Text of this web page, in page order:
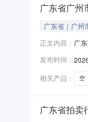
广东省广州
广东省｜广州
正文内容： 广
托
发布时间：
相关产品：
空
广东省拍卖